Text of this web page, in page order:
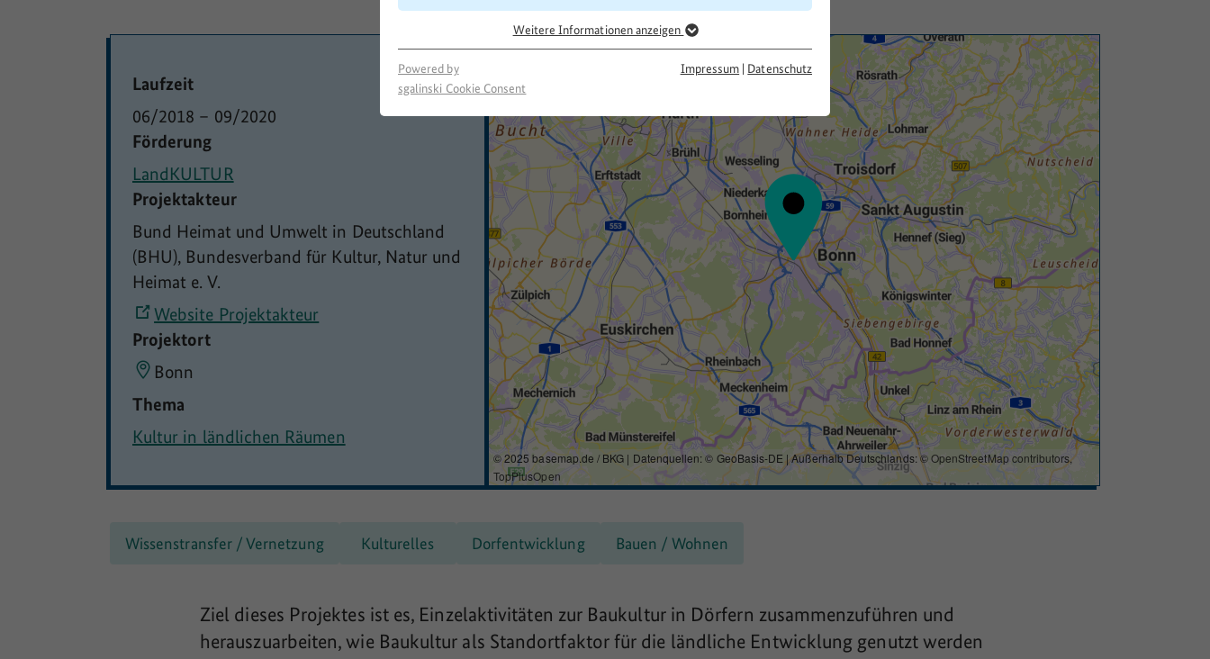
Weitere Informationen anzeigen
Powered by
sgalinski Cookie Consent
Impressum | Datenschutz
Laufzeit
06/2018 – 09/2020
Förderung
LandKULTUR
Projektakteur
Bund Heimat und Umwelt in Deutschland
(BHU), Bundesverband für Kultur, Natur und
Heimat e. V.
Website Projektakteur
Projektort
Bonn
Thema
Kultur in ländlichen Räumen
© 2025 basemap.de / BKG | Datenquellen: © GeoBasis-DE | Außerhalb Deutschlands: ©OpenStreetMap contributors,
TopPlusOpen
Wissenstransfer / Vernetzung Kulturelles Dorfentwicklung Bauen / Wohnen
Ziel dieses Projektes ist es, Einzelaktivitäten zur Baukultur in Dörfern zusammenzuführen und
herauszuarbeiten, wie Baukultur als Standortfaktor für die ländliche Entwicklung genutzt werden